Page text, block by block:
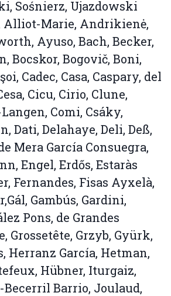
Sośnierz, Ujazdowski
Alliot-Marie, Andrikienė,
Ayuso, Bach, Becker,
Bocskor, Bogovič, Boni,
Cadec, Casa, Caspary, del
Cicu, Cirio, Clune,
Comi, Csáky,
Dati, Delahaye, Deli, Deß,
Mera García Consuegra,
Engel, Erdős, Estaràs
Fernandes, Fisas Ayxelà,
Gambús, Gardini,
Pons, de Grandes
Grossetête, Grzyb, Gyürk,
Herranz García, Hetman,
Hübner, Iturgaiz,
Barrio, Joulaud,